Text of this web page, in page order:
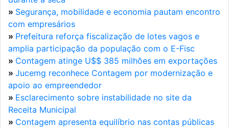
» Segurança, mobilidade e economia pautam encontro
com empresários
» Prefeitura reforça fiscalização de lotes vagos e
amplia participação da população com o E-Fisc
» Contagem atinge U$$ 385 milhões em exportações
» Jucemg reconhece Contagem por modernização e
apoio ao empreendedor
» Esclarecimento sobre instabilidade no site da
Receita Municipal
» Contagem apresenta equilíbrio nas contas públicas